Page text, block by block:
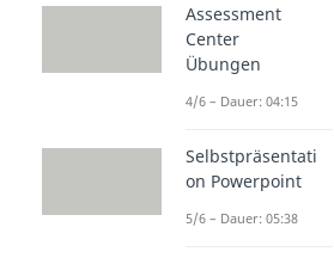
stehst. Doch
hast du dir
an Hard
kannst.
Mache dir im
Assessment
Center
Übungen
4/6 – Dauer: 04:15
Selbstpräsentati
on Powerpoint
5/6 – Dauer: 05:38